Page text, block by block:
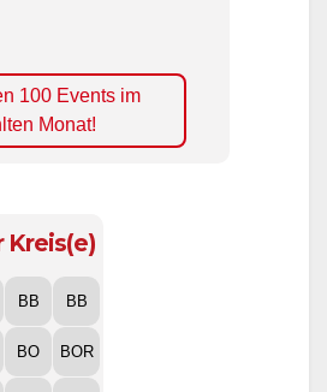
100 Events im
Monat!
Kreis(e)
BB BB
BO BOR